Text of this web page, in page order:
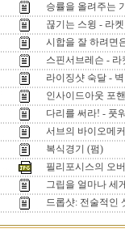
승률을 올려주는
끊기는 스윙 - 라
시합을 잘 하려면
스핀서브레슨 -
라이징샷 숙달 - 벽
인사이드아웃 포
다리를 써라! - 풋
서브의 바이오메
복식경기 (펌)
필리포시스의 오
그립을 얼마나 세
드롭샷: 전술적인